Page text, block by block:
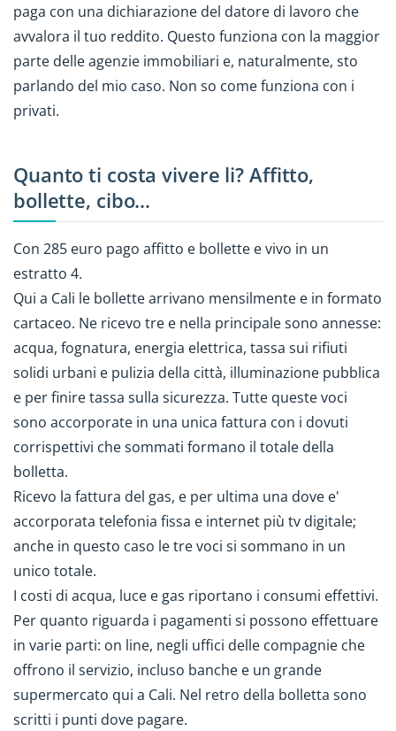
paga con una dichiarazione del datore di lavoro che
avvalora il tuo reddito. Questo funziona con la maggior
parte delle agenzie immobiliari e, naturalmente, sto
parlando del mio caso. Non so come funziona con i
privati.
Quanto ti costa vivere li? Affitto,
bollette, cibo…
Con 285 euro pago affitto e bollette e vivo in un
estratto 4.
Qui a Cali le bollette arrivano mensilmente e in formato
cartaceo. Ne ricevo tre e nella principale sono annesse:
acqua, fognatura, energia elettrica, tassa sui rifiuti
solidi urbani e pulizia della città, illuminazione pubblica
e per finire tassa sulla sicurezza. Tutte queste voci
sono accorporate in una unica fattura con i dovuti
corrispettivi che sommati formano il totale della
bolletta.
Ricevo la fattura del gas, e per ultima una dove e'
accorporata telefonia fissa e internet più tv digitale;
anche in questo caso le tre voci si sommano in un
unico totale.
I costi di acqua, luce e gas riportano i consumi effettivi.
Per quanto riguarda i pagamenti si possono effettuare
in varie parti: on line, negli uffici delle compagnie che
offrono il servizio, incluso banche e un grande
supermercato qui a Cali. Nel retro della bolletta sono
scritti i punti dove pagare.